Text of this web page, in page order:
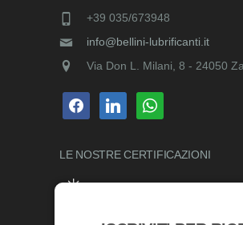
+39 035/673948
info@bellini-lubrificanti.it
Via Don L. Milani, 8 - 24050
facebooklinkedin whatsapp
LE NOSTRECERTIFICAZIONI